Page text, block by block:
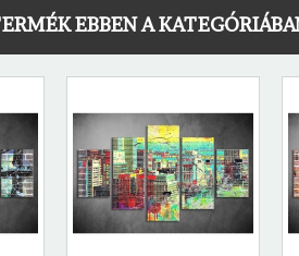
EBBEN A